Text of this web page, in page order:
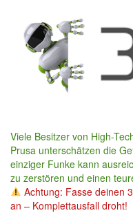
content
Viele Besitzer von High-
Prusa unterschätzen die
einziger Funke kann
zu zerstören und einen
Achtung: Fasse deinen
an – Komplettausfall droht!